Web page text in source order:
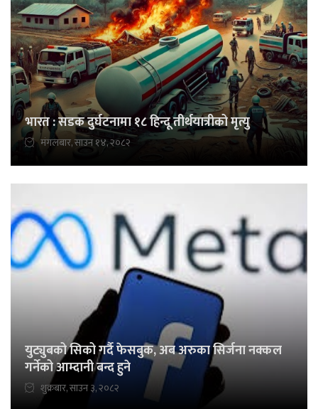
भारत : सडक दुर्घटनामा १८ हिन्दू तीर्थयात्रीको मृत्यु
मंगलबार, साउन १४, २०८२
युट्युबको सिको गर्दै फेसबुक, अब अरुका सिर्जना नक्कल
गर्नेको आम्दानी बन्द हुने
शुक्रबार, साउन ३, २०८२